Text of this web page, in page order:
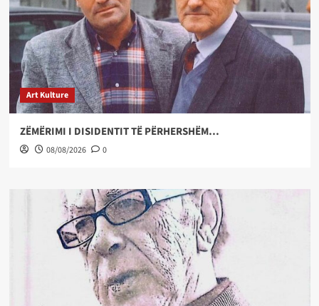
Art Kulture
ZËMËRIMI I DISIDENTIT TË PËRHERSHËM…
08/08/2026 0